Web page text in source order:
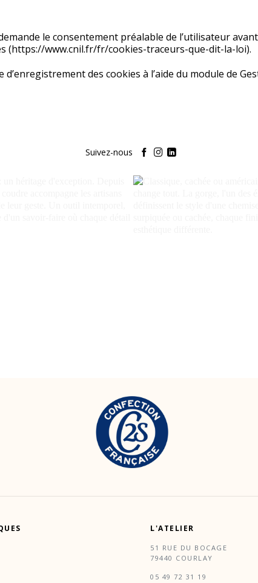
le consentement préalable de l’utilisateur
(https://www.cnil.fr/fr/cookies-traceurs-que-dit-la-loi).
des cookies à l’aide du module de
Suivez-nous
L'ATELIER
51 RUE DU BOCAGE
79440 COURLAY
05 49 72 31 19